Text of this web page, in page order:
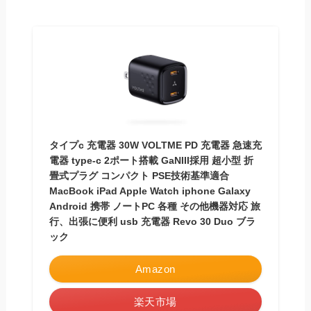
タイプc 充電器 30W VOLTME PD 充電器 急速充
電器 type-c 2ポート搭載 GaNIII採用 超小型 折
畳式プラグ コンパクト PSE技術基準適合
MacBook iPad Apple Watch iphone Galaxy
Android 携帯 ノートPC 各種 その他機器対応 旅
行、出張に便利 usb 充電器 Revo 30 Duo ブラ
ック
Amazon
楽天市場